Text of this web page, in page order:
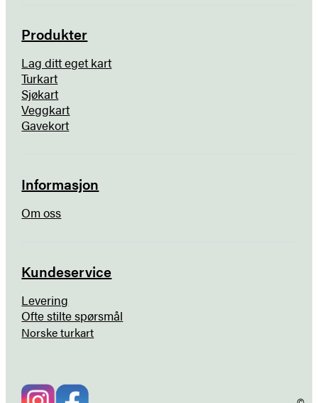
Produkter
Lag ditt eget kart
Turkart
Sjøkart
Veggkart
Gavekort
Informasjon
Om oss
Kundeservice
Levering
Ofte stilte spørsmål
Norske turkart